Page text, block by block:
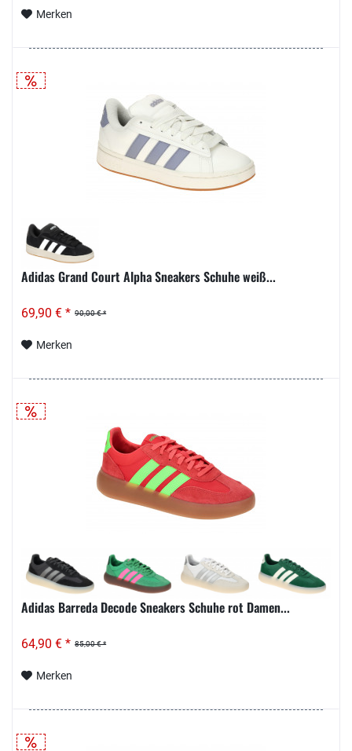
Merken
Adidas Grand Court Alpha Sneakers Schuhe weiß...
90,00 € *
69,90 € *
Merken
Adidas Barreda Decode Sneakers Schuhe rot Damen...
85,00 € *
64,90 € *
Merken